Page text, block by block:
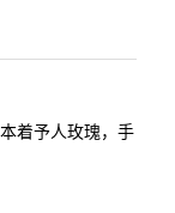
着予人玫瑰，手